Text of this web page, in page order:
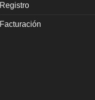
Registro
Facturación